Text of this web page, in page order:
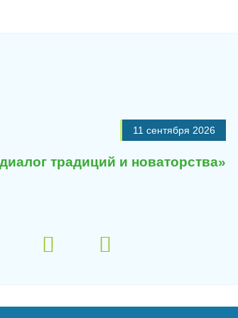
11 сентября 2026
традиций и новаторства»